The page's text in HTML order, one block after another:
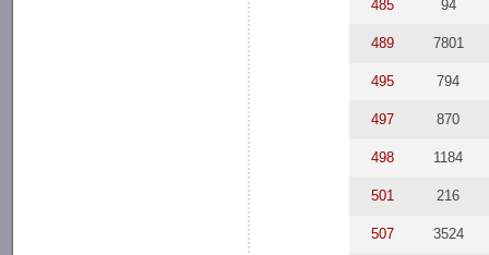
485 94
489 7801
495 794
497 870
498 1184
501 216
507 3524